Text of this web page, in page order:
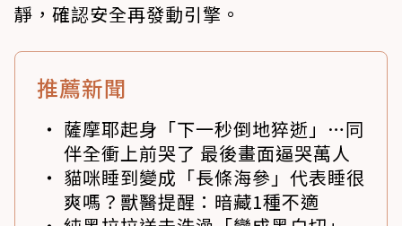
靜，確認安全再發動引擎。
推薦新聞
薩摩耶起身「下一秒倒地猝逝」…同
伴全衝上前哭了 最後畫面逼哭萬人
貓咪睡到變成「長條海參」代表睡很
爽嗎？獸醫提醒：暗藏1種不適